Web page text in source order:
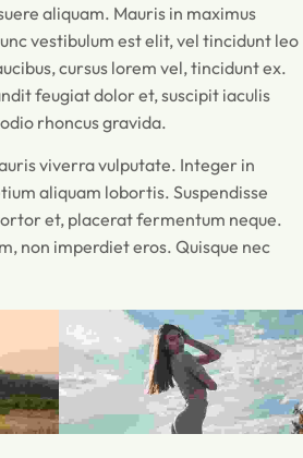
aliquam. Mauris in maximus
vestibulum est elit, vel tincidunt leo
cursus lorem vel, tincidunt ex.
feugiat dolor et, suscipit iaculis
rhoncus gravida.
viverra vulputate. Integer in
aliquam lobortis. Suspendisse
et, placerat fermentum neque.
non imperdiet eros. Quisque nec